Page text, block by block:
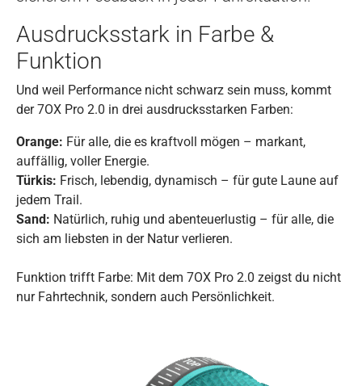
Ausdrucksstark in Farbe &
Funktion
Und weil Performance nicht schwarz sein muss, kommt
der 7OX Pro 2.0 in drei ausdrucksstarken Farben:
Orange: Für alle, die es kraftvoll mögen – markant,
auffällig, voller Energie.
Türkis: Frisch, lebendig, dynamisch – für gute Laune auf
jedem Trail.
Sand: Natürlich, ruhig und abenteuerlustig – für alle, die
sich am liebsten in der Natur verlieren.
Funktion trifft Farbe: Mit dem 7OX Pro 2.0 zeigst du nicht
nur Fahrtechnik, sondern auch Persönlichkeit.